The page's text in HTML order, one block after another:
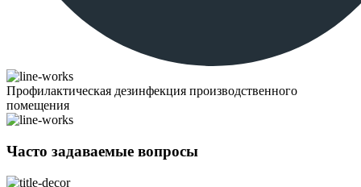
Профилактическая дезинфекция производственного
помещения
Часто задаваемые вопросы